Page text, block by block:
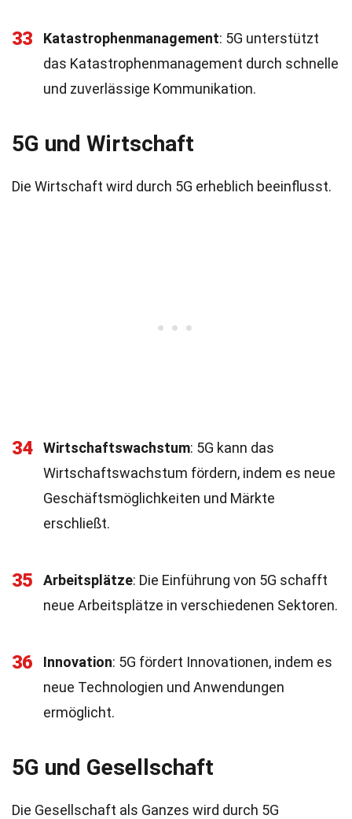
33 Katastrophenmanagement: 5G unterstützt
das Katastrophenmanagement durch schnelle
und zuverlässige Kommunikation.
5G und Wirtschaft
Die Wirtschaft wird durch 5G erheblich beeinflusst.
34 Wirtschaftswachstum: 5G kann das
Wirtschaftswachstum fördern, indem es neue
Geschäftsmöglichkeiten und Märkte
erschließt.
35 Arbeitsplätze: Die Einführung von 5G schafft
neue Arbeitsplätze in verschiedenen Sektoren.
36 Innovation: 5G fördert Innovationen, indem es
neue Technologien und Anwendungen
ermöglicht.
5G und Gesellschaft
Die Gesellschaft als Ganzes wird durch 5G